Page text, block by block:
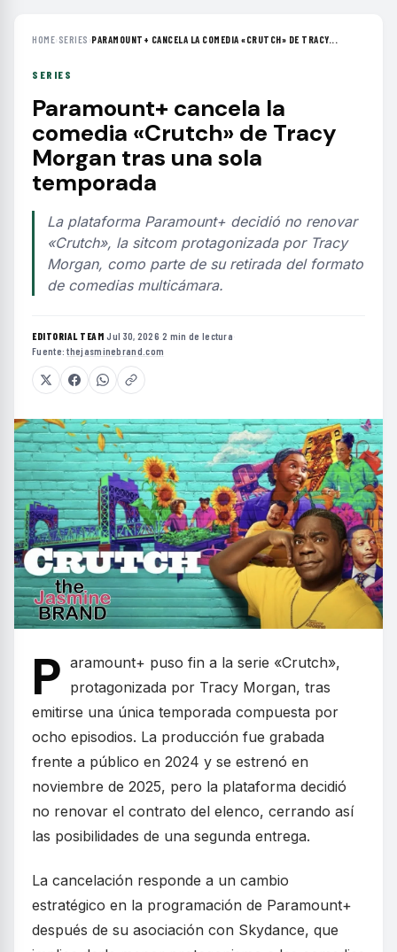
HOME› SERIES ›PARAMOUNT+ CANCELA LA COMEDIA «CRUTCH» DE TRACY...
SERIES
Paramount+ cancela la
comedia «Crutch» de Tracy
Morgan tras una sola
temporada
La plataforma Paramount+ decidió no renovar
«Crutch», la sitcom protagonizada por Tracy
Morgan, como parte de su retirada del formato
de comedias multicámara.
EDITORIAL TEAM·Jul 30, 2026·2 min de lectura·
Fuente:thejasminebrand.com
P aramount+ puso fin a la serie «Crutch»,
protagonizada por Tracy Morgan, tras
emitirse una única temporada compuesta por
ocho episodios. La producción fue grabada
frente a público en 2024 y se estrenó en
noviembre de 2025, pero la plataforma decidió
no renovar el contrato del elenco, cerrando así
las posibilidades de una segunda entrega.
La cancelación responde a un cambio
estratégico en la programación de Paramount+
después de su asociación con Skydance, que